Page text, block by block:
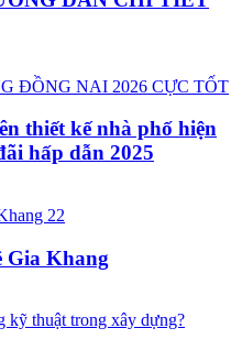
thiết kế nhà phố hiện
hấp dẫn 2025
Gia Khang